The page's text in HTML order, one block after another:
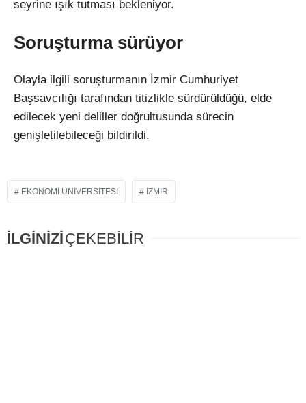
seyrine ışık tutması bekleniyor.
Soruşturma sürüyor
Olayla ilgili soruşturmanın İzmir Cumhuriyet
Başsavcılığı tarafından titizlikle sürdürüldüğü, elde
edilecek yeni deliller doğrultusunda sürecin
genişletilebileceği bildirildi.
EKONOMI ÜNIVERSITESI IZMIR
İLGİNİZİÇEKEBİLİR